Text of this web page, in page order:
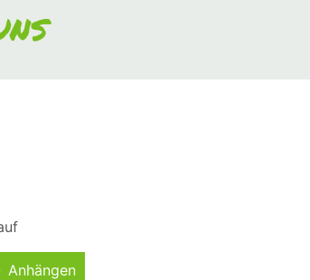
Anhängen